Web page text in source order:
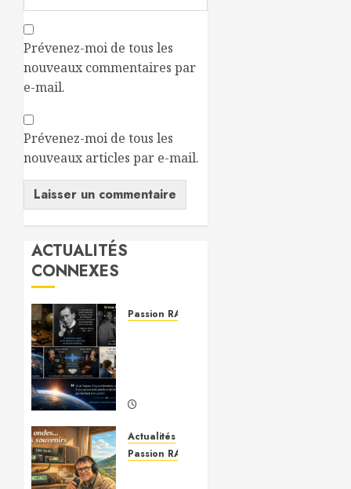
Prévenez-moi de tous les
nouveaux commentaires par
e-mail.
Prévenez-moi de tous les
nouveaux articles par e-mail.
ACTUALITÉS
CONNEXES
Passion RADIO
0
Actualités
Passion RADIO